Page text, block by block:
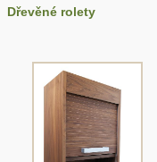
Dřevěné rolety